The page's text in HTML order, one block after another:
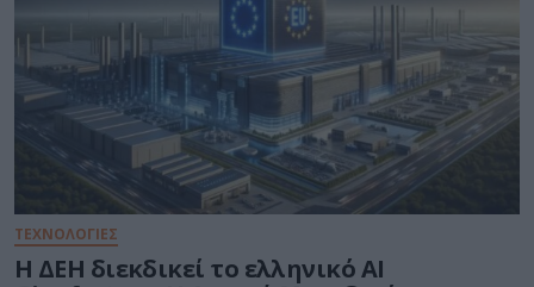
ΤΕΧΝΟΛΟΓΙΕΣ
Η ΔΕΗ διεκδικεί το ελληνικό AI